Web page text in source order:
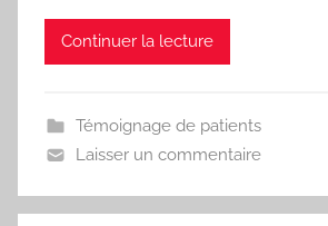
Continuer la lecture
Témoignage de patients
Laisser un commentaire